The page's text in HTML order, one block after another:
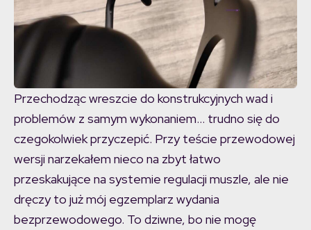
Przechodząc wreszcie do konstrukcyjnych wad i
problemów z samym wykonaniem… trudno się do
czegokolwiek przyczepić. Przy teście przewodowej
wersji narzekałem nieco na zbyt łatwo
przeskakujące na systemie regulacji muszle, ale nie
dręczy to już mój egzemplarz wydania
bezprzewodowego. To dziwne, bo nie mogę